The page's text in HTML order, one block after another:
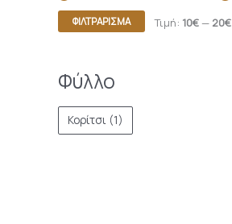
ΦΙΛΤΡΆΡΙΣΜΑ Τιμή: 10€— 20€
Φύλλο
Κορίτσι (1)